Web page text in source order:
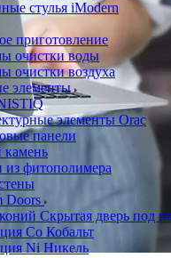
стулья iModern
приготовление
очистки воды
очистки воздуха
элементы
элементы Orac
панели
камень
из фитополимера
Doors
Скрытая дверь под
Co Кобальт
Ni Никель